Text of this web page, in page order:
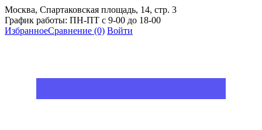
Москва, Спартаковская площадь, 14, стр. 3
График работы: ПН-ПТ с 9-00 до 18-00
ИзбранноеСравнение (0) Войти